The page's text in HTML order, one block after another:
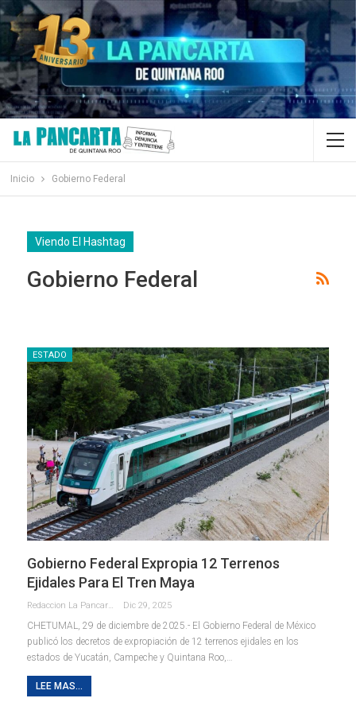
Inicio Gobierno Federal
Viendo El Hashtag
Gobierno Federal
ESTADO
Gobierno Federal Expropia 12 Terrenos
Ejidales Para El Tren Maya
Redaccion La Pancarta De Quintana Roo Dic 29, 2025
CHETUMAL, 29 de diciembre de 2025.- El Gobierno Federal de México
publicó los decretos de expropiación de 12 terrenos ejidales en los
estados de Yucatán, Campeche y Quintana Roo,…
LEE MAS...